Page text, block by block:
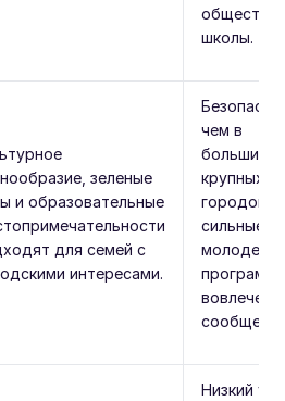
школы.
зеленые
и образовательные
для семей с
интересами.
чем в
крупных
городов;
сильные
Низкий